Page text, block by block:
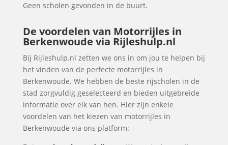
Geen scholen gevonden in de buurt.
De voordelen van Motorrijles in
Berkenwoude via Rijleshulp.nl
Bij Rijleshulp.nl zetten we ons in om jou te helpen bij
het vinden van de perfecte motorrijles in
Berkenwoude. We hebben de beste rijscholen in de
stad zorgvuldig geselecteerd en bieden uitgebreide
informatie over elk van hen. Hier zijn enkele
voordelen van het kiezen van motorrijles in
Berkenwoude via ons platform: